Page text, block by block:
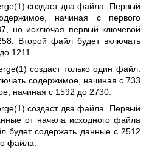
создаст два файла. Первый
начиная с первого
но исключая первый ключевой
Второй файл будет включать
1211.
создаст только один файл.
содержимое, начиная с 733
начиная с 1592 до 2730.
создаст два файла. Первый
от начала исходного файла
будет содержать данные с 2512
файла.